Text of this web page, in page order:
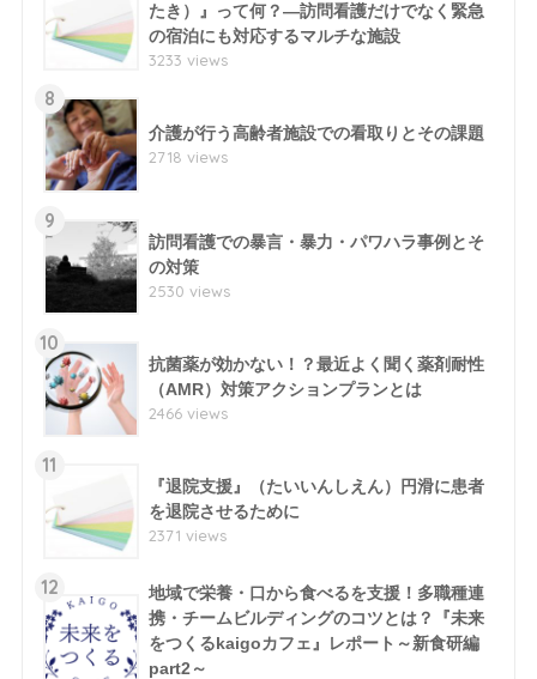
たき）』って何？―訪問看護だけでなく緊急
の宿泊にも対応するマルチな施設
3233 views
8
介護が行う高齢者施設での看取りとその課題
2718 views
9
訪問看護での暴言・暴力・パワハラ事例とそ
の対策
2530 views
10
抗菌薬が効かない！？最近よく聞く薬剤耐性
（AMR）対策アクションプランとは
2466 views
11
『退院支援』（たいいんしえん）円滑に患者
を退院させるために
2371 views
12
地域で栄養・口から食べるを支援！多職種連
携・チームビルディングのコツとは？『未来
をつくるkaigoカフェ』レポート～新食研編
part2～